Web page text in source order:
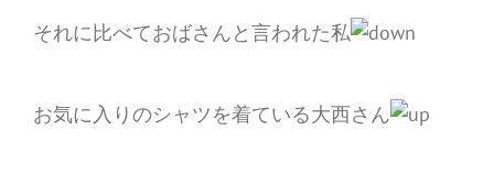
それに比べておばさんと言われた私
お気に入りのシャツを着ている大西さん